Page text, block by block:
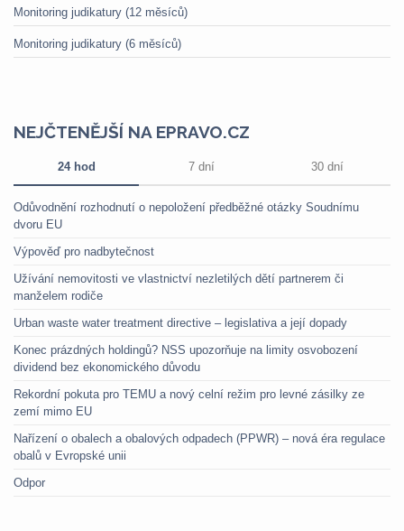
Monitoring judikatury (12 měsíců)
Monitoring judikatury (6 měsíců)
NEJČTENĚJŠÍ NA EPRAVO.CZ
24 hod 7 dní 30 dní
Odůvodnění rozhodnutí o nepoložení předběžné otázky Soudnímu
dvoru EU
Výpověď pro nadbytečnost
Užívání nemovitosti ve vlastnictví nezletilých dětí partnerem či
manželem rodiče
Urban waste water treatment directive – legislativa a její dopady
Konec prázdných holdingů? NSS upozorňuje na limity osvobození
dividend bez ekonomického důvodu
Rekordní pokuta pro TEMU a nový celní režim pro levné zásilky ze
zemí mimo EU
Nařízení o obalech a obalových odpadech (PPWR) – nová éra regulace
obalů v Evropské unii
Odpor